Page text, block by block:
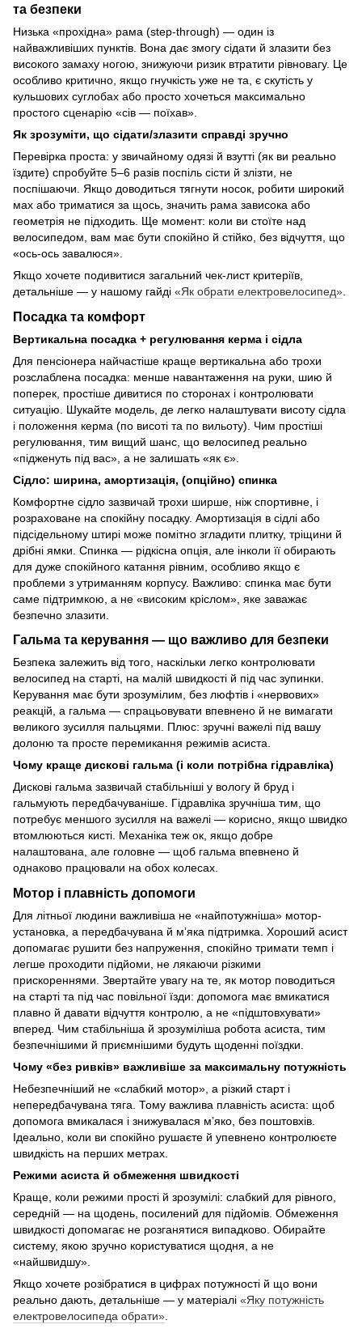
та безпеки
Низька «прохідна» рама (step-through) — один із
найважливіших пунктів. Вона дає змогу сідати й злазити без
високого замаху ногою, знижуючи ризик втратити рівновагу. Це
особливо критично, якщо гнучкість уже не та, є скутість у
кульшових суглобах або просто хочеться максимально
простого сценарію «сів — поїхав».
Як зрозуміти, що сідати/злазити справді зручно
Перевірка проста: у звичайному одязі й взутті (як ви реально
їздите) спробуйте 5–6 разів поспіль сісти й злізти, не
поспішаючи. Якщо доводиться тягнути носок, робити широкий
мах або триматися за щось, значить рама зависока або
геометрія не підходить. Ще момент: коли ви стоїте над
велосипедом, вам має бути спокійно й стійко, без відчуття, що
«ось-ось завалюся».
Якщо хочете подивитися загальний чек-лист критеріїв,
детальніше — у нашому гайді «Як обрати електровелосипед»
Посадка та комфорт
Вертикальна посадка + регулювання керма і сідла
Для пенсіонера найчастіше краще вертикальна або трохи
розслаблена посадка: менше навантаження на руки, шию й
поперек, простіше дивитися по сторонах і контролювати
ситуацію. Шукайте модель, де легко налаштувати висоту сідла
і положення керма (по висоті та по вильоту). Чим простіші
регулювання, тим вищий шанс, що велосипед реально
«підженуть під вас», а не залишать «як є».
Сідло: ширина, амортизація, (опційно) спинка
Комфортне сідло зазвичай трохи ширше, ніж спортивне, і
розраховане на спокійну посадку. Амортизація в сідлі або
підсідельному штирі може помітно згладити плитку, тріщини й
дрібні ямки. Спинка — рідкісна опція, але інколи її обирають
для дуже спокійного катання рівним, особливо якщо є
проблеми з утриманням корпусу. Важливо: спинка має бути
саме підтримкою, а не «високим кріслом», яке заважає
безпечно злазити.
Гальма та керування — що важливо для безпеки
Безпека залежить від того, наскільки легко контролювати
велосипед на старті, на малій швидкості й під час зупинки.
Керування має бути зрозумілим, без люфтів і «нервових»
реакцій, а гальма — спрацьовувати впевнено й не вимагати
великого зусилля пальцями. Плюс: зручні важелі під вашу
долоню та просте перемикання режимів асиста.
Чому краще дискові гальма (і коли потрібна гідравліка)
Дискові гальма зазвичай стабільніші у вологу й бруд і
гальмують передбачуваніше. Гідравліка зручніша тим, що
потребує меншого зусилля на важелі — корисно, якщо швидко
втомлюються кисті. Механіка теж ок, якщо добре
налаштована, але головне — щоб гальма впевнено й
однаково працювали на обох колесах.
Мотор і плавність допомоги
Для літньої людини важливіша не «найпотужніша» мотор-
установка, а передбачувана й м’яка підтримка. Хороший асист
допомагає рушити без напруження, спокійно тримати темп і
легше проходити підйоми, не лякаючи різкими
прискореннями. Звертайте увагу на те, як мотор поводиться
на старті та під час повільної їзди: допомога має вмикатися
плавно й давати відчуття контролю, а не «підштовхувати»
вперед. Чим стабільніша й зрозуміліша робота асиста, тим
безпечнішими й приємнішими будуть щоденні поїздки.
Чому «без ривків» важливіше за максимальну потужність
Небезпечніший не «слабкий мотор», а різкий старт і
непередбачувана тяга. Тому важлива плавність асиста: щоб
допомога вмикалася і знижувалася м’яко, без поштовхів.
Ідеально, коли ви спокійно рушаєте й упевнено контролюєте
швидкість на перших метрах.
Режими асиста й обмеження швидкості
Краще, коли режими прості й зрозумілі: слабкий для рівного,
середній — на щодень, посилений для підйомів. Обмеження
швидкості допомагає не розганятися випадково. Обирайте
систему, якою зручно користуватися щодня, а не
«найшвидшу».
Якщо хочете розібратися в цифрах потужності й що вони
реально дають, детальніше — у матеріалі «Яку потужність
електровелосипеда обрати»